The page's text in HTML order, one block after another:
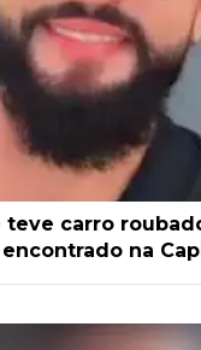
teve carro
na